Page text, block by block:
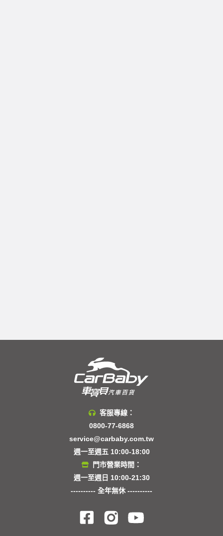
客服專線：
0800-77-6868
service@carbaby.com.tw
週一至週五 10:00-18:00
門市營業時間：
週一至週日 10:00-21:30
---------- 全年無休 ----------